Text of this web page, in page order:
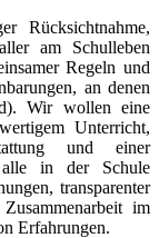
Rücksichtnahme,
am Schulleben
Regeln und
an denen
Wir wollen eine
Unterricht,
und einer
alle in der Schule
transparenter
im
Erfahrungen.